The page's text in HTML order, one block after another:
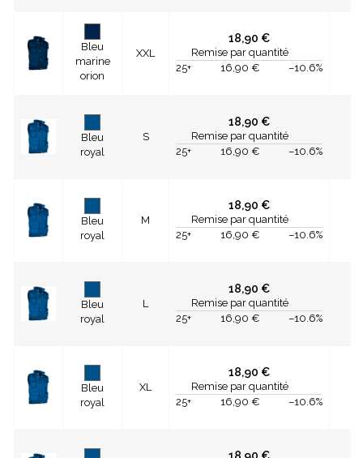
Bleu
marine
orion
XXL
18,90 €
Remise par quantité
25+
16,90 € –10.6%
Bleu
royal
S
18,90 €
Remise par quantité
25+
16,90 € –10.6%
Bleu
royal
M
18,90 €
Remise par quantité
25+
16,90 € –10.6%
Bleu
royal
L
18,90 €
Remise par quantité
25+
16,90 € –10.6%
Bleu
royal
XL
18,90 €
Remise par quantité
25+
16,90 € –10.6%